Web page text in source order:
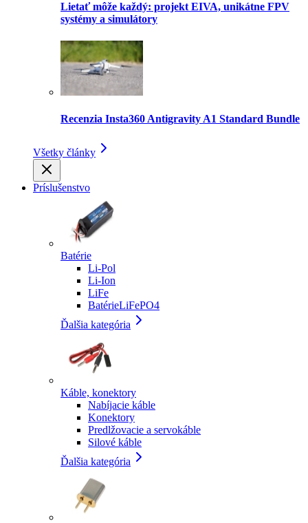
Lietať môže každý: projekt EIVA, unikátne FPV
systémy a simulátory
Recenzia Insta360 Antigravity A1 Standard Bundle
Všetky články
Príslušenstvo
Batérie
Li-Pol
Li-Ion
LiFe
BatérieLiFePO4
Ďalšia kategória
Káble, konektory
Nabíjacie káble
Konektory
Predlžovacie a servokáble
Silové káble
Ďalšia kategória